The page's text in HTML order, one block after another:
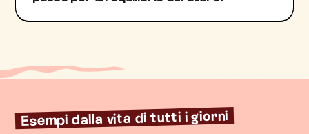
Esempi dalla vita di tutti i giorni